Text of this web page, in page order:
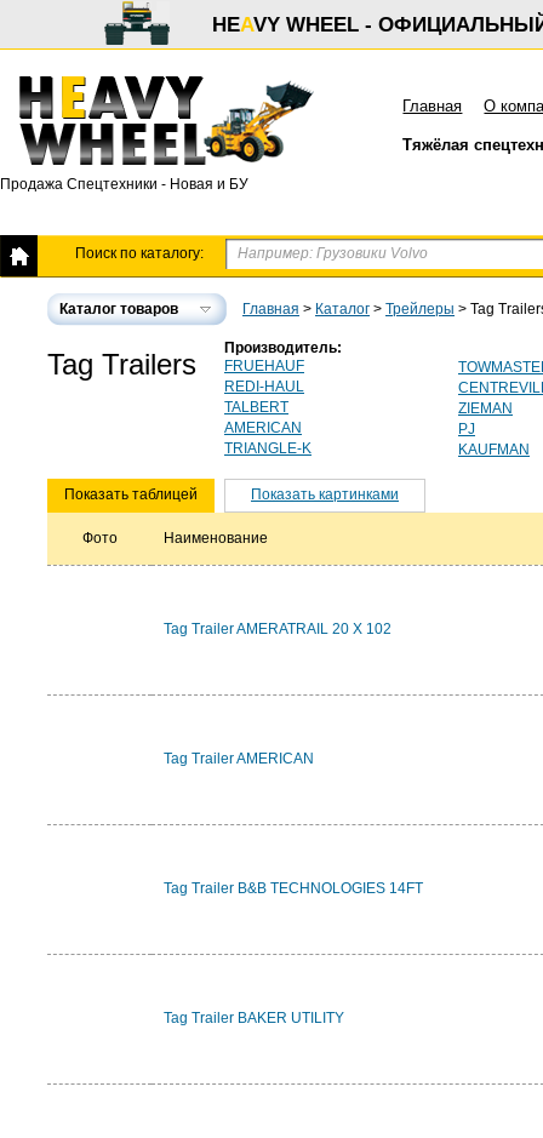
HEAVY WHEEL -
Продажа Спецтехники - Новая и БУ
Главная О
Тяжёлая
Поиск по каталогу:
Каталог товаров Главная > Каталог > Трейлеры > Tag
Tag Trailers
Производитель:
FRUEHAUF
REDI-HAUL
TALBERT
AMERICAN
TRIANGLE-K
ZIEMAN
PJ
KAUFMAN
Показать таблицей Показать картинками
Фото Наименование
Tag Trailer AMERATRAIL 20 X 102
Tag Trailer AMERICAN
Tag Trailer B&B TECHNOLOGIES 14FT
Tag Trailer BAKER UTILITY